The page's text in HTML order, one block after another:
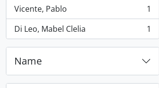
Vicente, Pablo
, 1 results
1
Di Leo, Mabel Clelia
, 1 results 1
Name